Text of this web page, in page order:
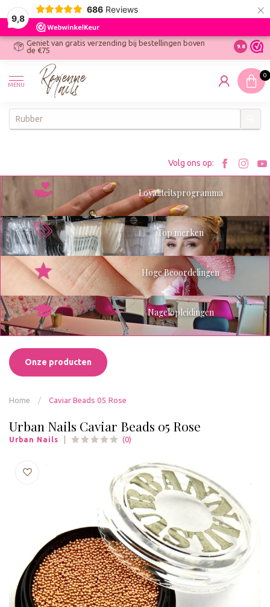
9,8
686 Reviews ×
Geniet van gratis verzending bij bestellingen boven
de €75
Ontdek
9.8
MENU
0
Volg ons op:
Bezoek
Loyaliteitsprogramma
Top merken
Hoge Beoordelingen
Nagelopleidingen
Onze producten
Home / Caviar Beads 05 Rose
Urban Nails Caviar Beads 05 Rose
Urban Nails (0)